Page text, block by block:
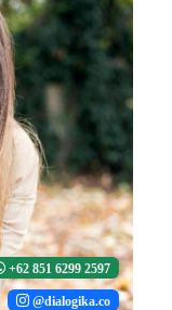
+62 851 6299 2597
@dialogika.co